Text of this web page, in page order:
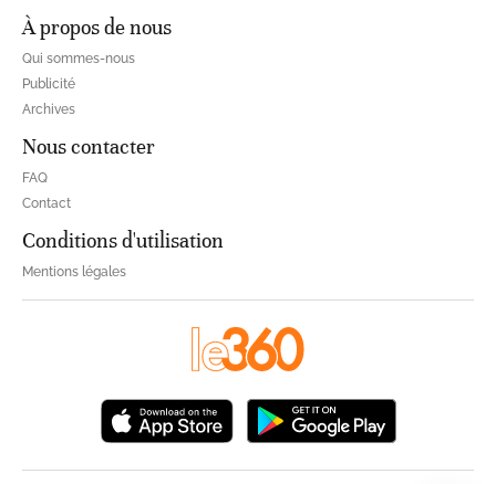
À propos de nous
Qui sommes-nous
Publicité
Archives
Nous contacter
FAQ
Contact
Conditions d'utilisation
Mentions légales